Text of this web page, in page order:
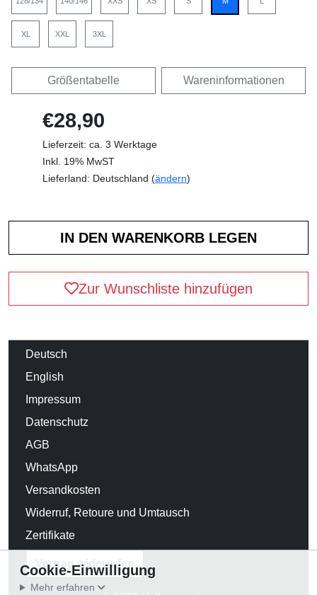
XL XXL 3XL
Größentabelle Wareninformationen
€28,90
Lieferzeit: ca. 3 Werktage
Inkl. 19% MwST
Lieferland: Deutschland (ändern)
Zur Wunschliste hinzufügen
Deutsch
English
Impressum
Datenschutz
AGB
WhatsApp
Versandkosten
Widerruf, Retoure und Umtausch
Zertifikate
Vertrag widerrufen
Cookie-Einwilligung
Mehr erfahren